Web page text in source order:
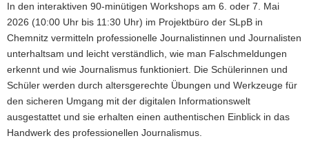
In den interaktiven 90-minütigen Workshops am 6. oder 7. Mai
2026 (10:00 Uhr bis 11:30 Uhr) im Projektbüro der SLpB in
Chemnitz vermitteln professionelle Journalistinnen und Journalisten
unterhaltsam und leicht verständlich, wie man Falschmeldungen
erkennt und wie Journalismus funktioniert. Die Schülerinnen und
Schüler werden durch altersgerechte Übungen und Werkzeuge für
den sicheren Umgang mit der digitalen Informationswelt
ausgestattet und sie erhalten einen authentischen Einblick in das
Handwerk des professionellen Journalismus.